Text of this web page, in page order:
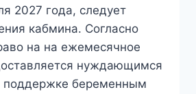
2027 года, следует
кабмина. Согласно
на на ежемесячное
нуждающимся
поддержке беременным